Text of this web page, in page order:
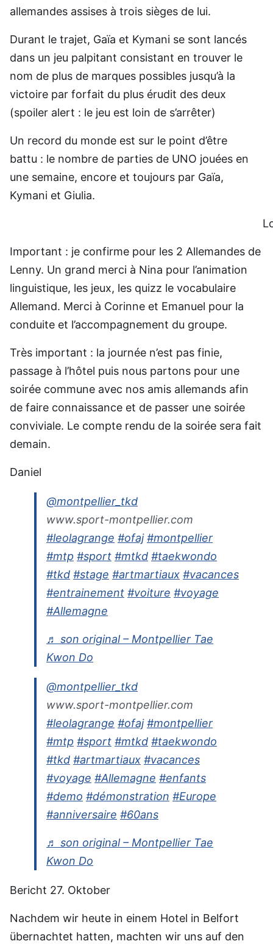
allemandes assises à trois sièges de lui.
Durant le trajet, Gaïa et Kymani se sont lancés
dans un jeu palpitant consistant en trouver le
nom de plus de marques possibles jusqu’à la
victoire par forfait du plus érudit des deux
(spoiler alert : le jeu est loin de s’arrêter)
Un record du monde est sur le point d’être
battu : le nombre de parties de UNO jouées en
une semaine, encore et toujours par Gaïa,
Kymani et Giulia.
Important : je confirme pour les 2 Allemandes de
Lenny. Un grand merci à Nina pour l’animation
linguistique, les jeux, les quizz le vocabulaire
Allemand. Merci à Corinne et Emanuel pour la
conduite et l’accompagnement du groupe.
Très important : la journée n’est pas finie,
passage à l’hôtel puis nous partons pour une
soirée commune avec nos amis allemands afin
de faire connaissance et de passer une soirée
conviviale. Le compte rendu de la soirée sera fait
demain.
Daniel
@montpellier_tkd
www.sport-montpellier.com
#leolagrange #ofaj #montpellier
#mtp #sport #mtkd #taekwondo
#tkd #stage #artmartiaux #vacances
#entrainement #voiture #voyage
#Allemagne
♬ son original – Montpellier Tae
Kwon Do
@montpellier_tkd
www.sport-montpellier.com
#leolagrange #ofaj #montpellier
#mtp #sport #mtkd #taekwondo
#tkd #artmartiaux #vacances
#voyage #Allemagne #enfants
#demo #démonstration #Europe
#anniversaire #60ans
♬ son original – Montpellier Tae
Kwon Do
Bericht 27. Oktober
Nachdem wir heute in einem Hotel in Belfort
übernachtet hatten, machten wir uns auf den